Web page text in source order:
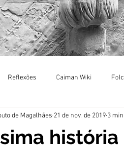
Reflexões Caiman Wiki
de Magalhães 21 de nov. de 2019 3